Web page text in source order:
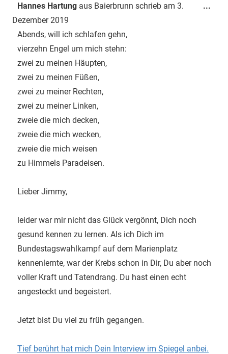
Hannes Hartung aus Baierbrunn schrieb am 3.
Dezember 2019
Abends, will ich schlafen gehn,
vierzehn Engel um mich stehn:
zwei zu meinen Häupten,
zwei zu meinen Füßen,
zwei zu meiner Rechten,
zwei zu meiner Linken,
zweie die mich decken,
zweie die mich wecken,
zweie die mich weisen
zu Himmels Paradeisen.
Lieber Jimmy,
leider war mir nicht das Glück vergönnt, Dich noch
gesund kennen zu lernen. Als ich Dich im
Bundestagswahlkampf auf dem Marienplatz
kennenlernte, war der Krebs schon in Dir, Du aber noch
voller Kraft und Tatendrang. Du hast einen echt
angesteckt und begeistert.
Jetzt bist Du viel zu früh gegangen.
Tief berührt hat mich Dein Interview im Spiegel anbei.
...